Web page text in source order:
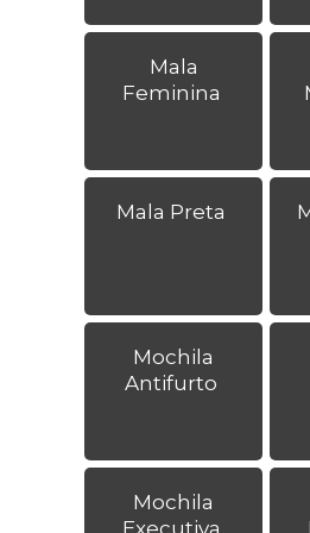
Mala
Feminina
Mala Preta
Mochila
Antifurto
Mochila
Executiva